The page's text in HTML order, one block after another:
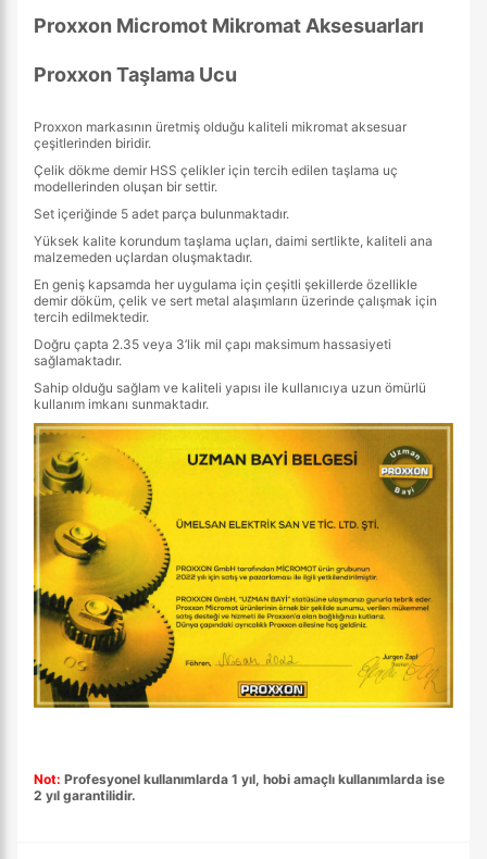
Proxxon Micromot Mikromat Aksesuarları
Proxxon Taşlama Ucu
Proxxon markasının üretmiş olduğu kaliteli mikromat aksesuar
çeşitlerinden biridir.
Çelik dökme demir HSS çelikler için tercih edilen taşlama uç
modellerinden oluşan bir settir.
Set içeriğinde 5 adet parça bulunmaktadır.
Yüksek kalite korundum taşlama uçları, daimi sertlikte, kaliteli ana
malzemeden uçlardan oluşmaktadır.
En geniş kapsamda her uygulama için çeşitli şekillerde özellikle
demir döküm, çelik ve sert metal alaşımların üzerinde çalışmak için
tercih edilmektedir.
Doğru çapta 2.35 veya 3’lik mil çapı maksimum hassasiyeti
sağlamaktadır.
Sahip olduğu sağlam ve kaliteli yapısı ile kullanıcıya uzun ömürlü
kullanım imkanı sunmaktadır.
Not: Profesyonel kullanımlarda 1 yıl, hobi amaçlı kullanımlarda ise
2 yıl garantilidir.